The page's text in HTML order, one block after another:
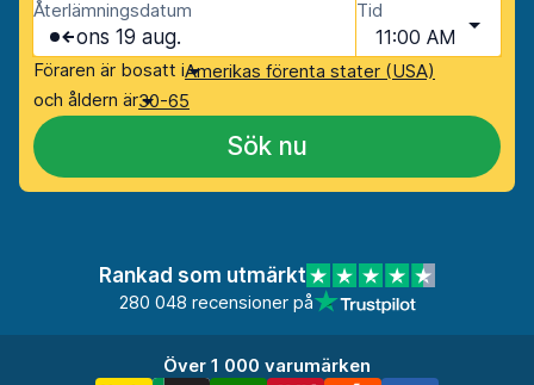
Återlämningsdatum
ons 19 aug.
Tid
11:00 AM
Föraren är bosatt iAmerikas förenta stater (USA)
och åldern är30-65
Sök nu
Rankad som utmärkt
280 048 recensioner på
Över 1 000 varumärken